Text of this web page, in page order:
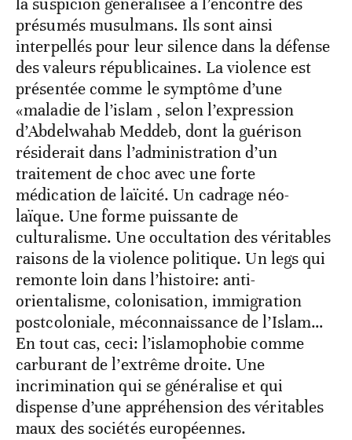
la suspicion généralisée à l’encontre des
présumés musulmans. Ils sont ainsi
interpellés pour leur silence dans la défense
des valeurs républicaines. La violence est
présentée comme le symptôme d’une
«maladie de l’islam , selon l’expression
d’Abdelwahab Meddeb, dont la guérison
résiderait dans l’administration d’un
traitement de choc avec une forte
médication de laïcité. Un cadrage néo-
laïque. Une forme puissante de
culturalisme. Une occultation des véritables
raisons de la violence politique. Un legs qui
remonte loin dans l’histoire: anti-
orientalisme, colonisation, immigration
postcoloniale, méconnaissance de l’Islam…
En tout cas, ceci: l’islamophobie comme
carburant de l’extrême droite. Une
incrimination qui se généralise et qui
dispense d’une appréhension des véritables
maux des sociétés européennes.